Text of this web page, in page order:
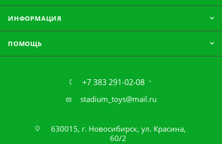
ИНФОРМАЦИЯ
ПОМОЩЬ
+7 383 291-02-08
stadium_toys@mail.ru
630015, г. Новосибирск, ул. Красина,
60/2